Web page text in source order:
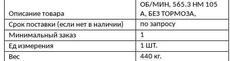
Описание товара
ОБ/МИН, 565.3 НМ 105
A, БЕЗ ТОРМОЗА,
Срок поставки (если нет в наличии)
по запросу
Минимальный заказ
1
Ед измерения
1 ШТ.
Вес
440 кг.